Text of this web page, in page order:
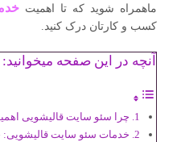
ماهمراه شوید که تا اهمیت
کسب و کارتان درک کنید.
آنچه در این صفحه میخوانید:
چرا سئو سایت قالیشویی
خدمات سئو سایت قالیشویی: